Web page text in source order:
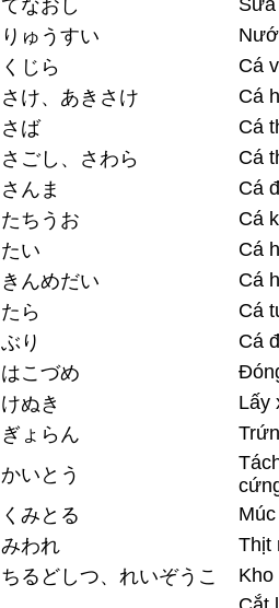
てなおし
りゅうすい
くじら
Cá
さけ、あきさけ
Cá
さば
Cá
さごし、さわら
Cá
さんま
Cá
たちうお
Cá
たい
Cá
きんめだい
Cá
たら
Cá
ぶり
Cá
はこづめ
けぬき
Lấy
ぎょらん
かいとう
くみとる
みわれ
Thịt
ちるどしつ、れいぞうこ
Kho